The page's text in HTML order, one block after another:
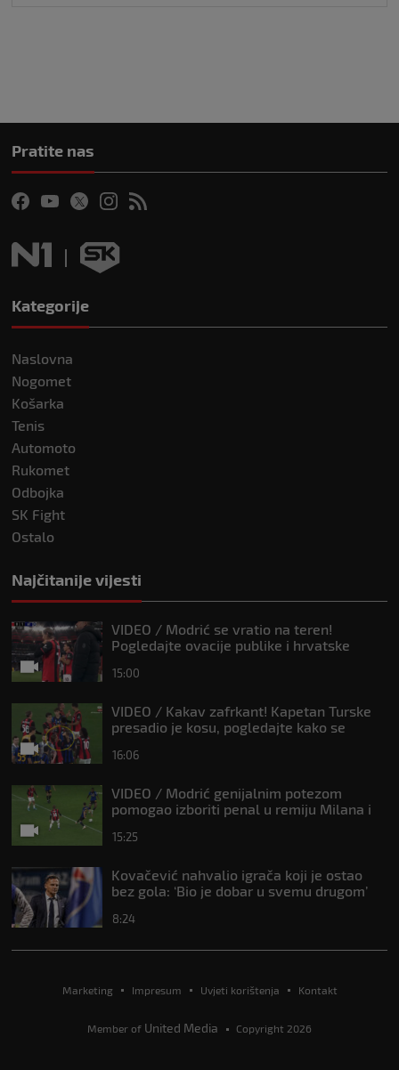
Pratite nas
Kategorije
Naslovna
Nogomet
Košarka
Tenis
Automoto
Rukomet
Odbojka
SK Fight
Ostalo
Najčitanije vijesti
VIDEO / Modrić se vratio na teren!
Pogledajte ovacije publike i hrvatske
15:00
VIDEO / Kakav zafrkant! Kapetan Turske
presadio je kosu, pogledajte kako se
16:06
VIDEO / Modrić genijalnim potezom
pomogao izboriti penal u remiju Milana i
15:25
Kovačević nahvalio igrača koji je ostao
bez gola: ‘Bio je dobar u svemu drugom’
8:24
Marketing Impresum Uvjeti korištenja Kontakt
Member of United Media Copyright 2026